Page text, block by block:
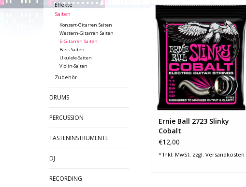
Effekte
Saiten
Konzert-Gitarren Saiten
Western-Gitarren Saiten
E-Gitarren Saiten
Bass-Saiten
Ukulele-Saiten
Violin-Saiten
Zubehör
DRUMS
PERCUSSION
TASTENINSTRUMENTE
DJ
RECORDING
eine weitere Entwicklung in der
Saitentechnologie und verleihen
dem Instrument eine neue
Stimme. Kobalt ist magnetischer
als Nickel, daher bieten diese
Saiten den maximalen Output,
höhere Dynamik, mehr
harmonische Resonan
ZUM WARENKORB HINZUFÜGEN
Ernie Ball 2723 Slinky
Cobalt
€12,00
* Inkl. MwSt. zzgl. Versandkosten